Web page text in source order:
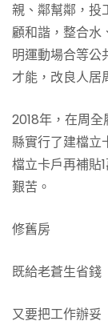
親、鄰幫鄰，投
顧和諧，整合水
明運動場合等公
才能，改良人居
2018年，在周
縣實行了建檔立
檔立卡戶再補貼
艱苦。
修舊房
既給老蒼生省錢
又要把工作辦妥